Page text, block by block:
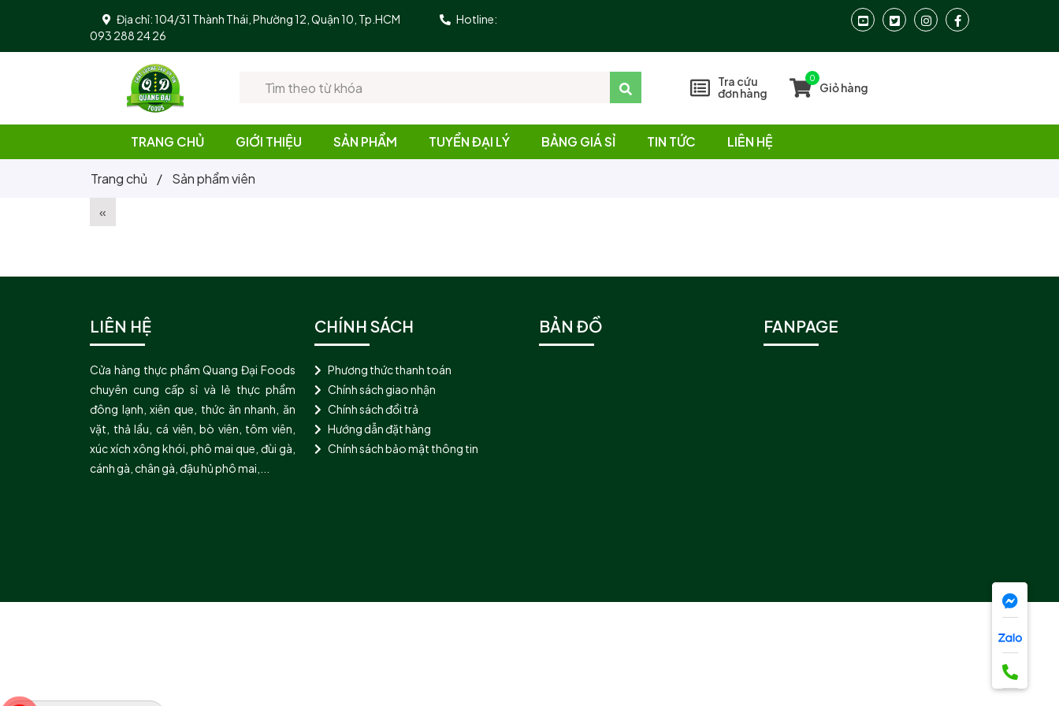
Địa chỉ: 104/31 Thành Thái, Phường 12, Quận 10, Tp.HCM
Hotline:
093 288 24 26
Tra cứu
đơn hàng
0
Giỏ hàng
TRANG CHỦ GIỚI THIỆU SẢN PHẨM TUYỂN ĐẠI LÝ BẢNG GIÁ SỈ TIN TỨC LIÊN HỆ
Trang chủ /
Sản phẩm viên
«
LIÊN HỆ
Cửa hàng thực phẩm Quang Đại Foods
chuyên cung cấp sỉ và lẻ thực phẩm
đông lạnh, xiên que, thức ăn nhanh, ăn
vặt, thả lẩu, cá viên, bò viên, tôm viên,
xúc xích xông khói, phô mai que, đùi gà,
cánh gà, chân gà, đậu hủ phô mai,...
CHÍNH SÁCH
Phương thức thanh toán
Chính sách giao nhận
Chính sách đổi trả
Hướng dẫn đặt hàng
Chính sách bảo mật thông tin
BẢN ĐỒ FANPAGE